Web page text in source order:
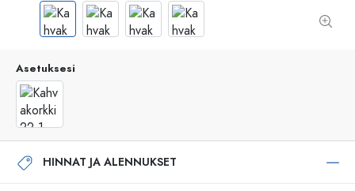
Asetuksesi
HINNAT JA ALENNUKSET